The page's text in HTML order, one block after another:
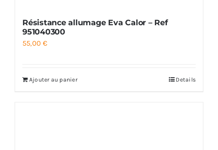
Résistance allumage Eva Calor – Ref
951040300
55,00€
Ajouter au panier Details